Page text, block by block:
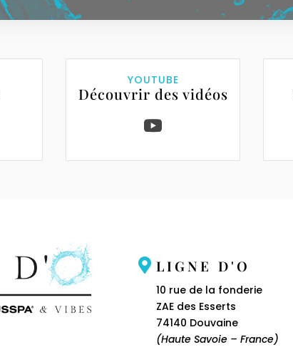
YOUTUBE
Découvrir des vidéos
 LIGNE D'O
10 rue de la fonderie
ZAE des Esserts
74140 Douvaine
(Haute Savoie – France)